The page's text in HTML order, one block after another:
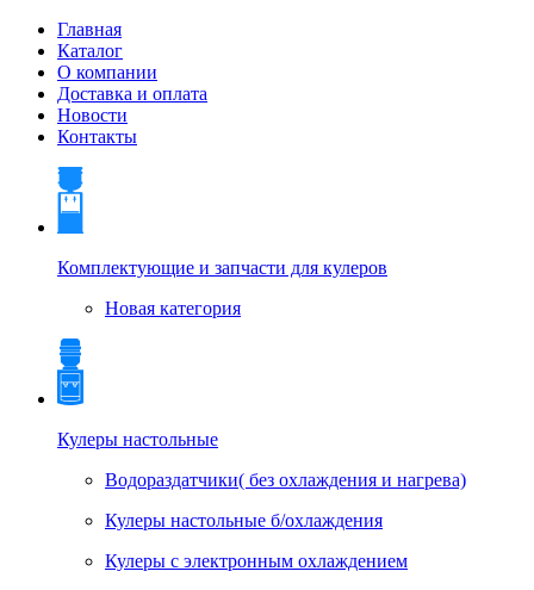
Главная
Каталог
О компании
Доставка и оплата
Новости
Контакты
Комплектующие и запчасти для кулеров
Новая категория
Кулеры настольные
Водораздатчики( без охлаждения и нагрева)
Кулеры настольные б/охлаждения
Кулеры с электронным охлаждением